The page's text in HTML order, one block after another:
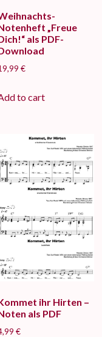
„Freue
als PDF-
€
to cart
ihr Hirten –
als PDF
€